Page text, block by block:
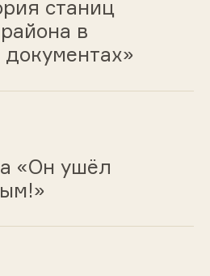
станиц
в
документах»
«Он ушёл